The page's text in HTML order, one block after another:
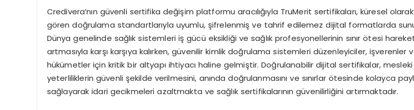
Credivera’nın güvenli sertifika değişim platformu aracılığıyla TruMerit sertifikaları, küresel
gören doğrulama standartlarıyla uyumlu, şifrelenmişve tahrif edilemez dijital formatlarda
Dünya genelinde sağlık sistemleri işgücü eksikliği ve sağlık profesyonellerinin sınırötesi
artmasıyla karşı karşıya kalırken, güvenilir kimlik doğrulama sistemleri düzenleyiciler, işverenler
hükümetler için kritik bir altyapı ihtiyacı haline gelmiştir. Doğrulanabilir dijital sertifikalar, mesleki
yeterliliklerin güvenli şekilde verilmesini, anında doğrulanmasınıve sınırlar ötesinde kolayca
sağlayarak idari gecikmeleri azaltmakta ve sağlık sertifikalarının güvenilirliğini artırmaktadır.